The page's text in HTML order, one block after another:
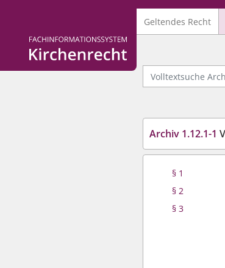
Logo Fachinformationssystem Kirchenrecht
Geltendes Recht
Volltextsuche
Archiv 1.12.1-1
§ 1
§ 2
§ 3